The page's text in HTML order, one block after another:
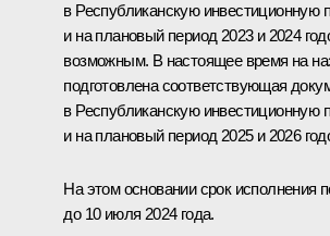
в Республиканскую инвестиционную
и на плановый период 2023 и 2024
возможным. В настоящее время на
подготовлена соответствующая
в Республиканскую инвестиционную
и на плановый период 2025 и 2026
На этом основании срок исполнения
до 10 июля 2024 года.